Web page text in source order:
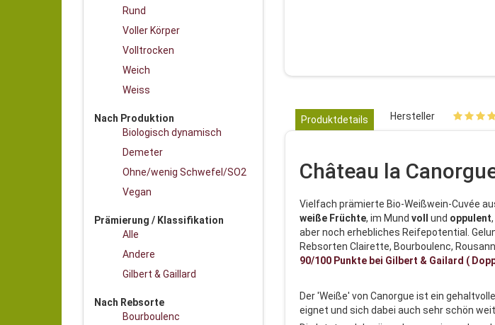
Rund
Voller Körper
Volltrocken
Weich
Weiss
Nach Produktion
Biologisch dynamisch
Demeter
Ohne/wenig Schwefel/SO2
Vegan
Prämierung / Klassifikation
Alle
Andere
Gilbert & Gaillard
Nach Rebsorte
Bourboulenc
Produktdetails Hersteller
Château la
Vielfach prämierte Bio-Weißwein-Cuvée
weiße Früchte, im Mund voll und oppulent
aber noch erhebliches Reifepotential.
Rebsorten Clairette, Bourboulenc,
90/100 Punkte bei Gilbert & Gailard (
Der 'Weiße' von Canorgue ist ein
eignet und sich dabei auch sehr schön